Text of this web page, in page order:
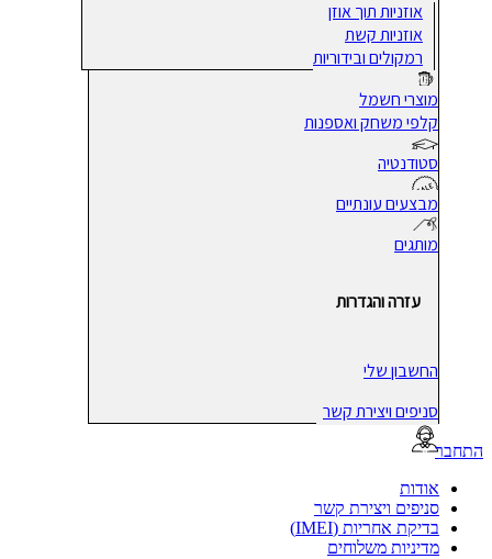
אוזניות תוך אוזן
אוזניות קשת
רמקולים ובידוריות
מוצרי חשמל
קלפי משחק ואספנות
סטודנטיה
מבצעים עונתיים
מותגים
עזרה והגדרות
החשבון שלי
סניפים ויצירת קשר
אודות
סניפים ויצירת קשר
בדיקת אחריות (IMEI)
מדיניות משלוחים